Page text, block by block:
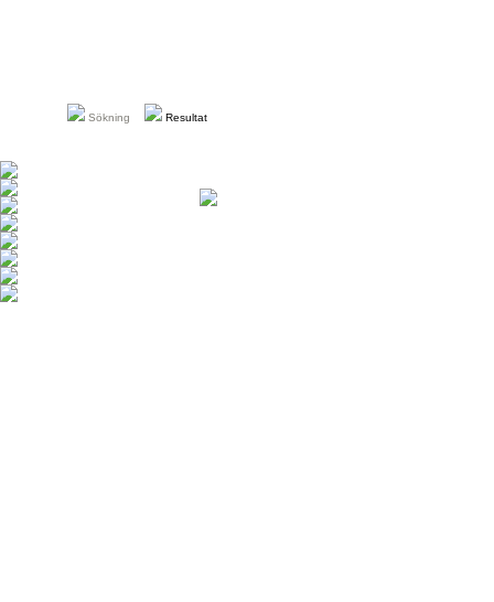
Sökning Resultat